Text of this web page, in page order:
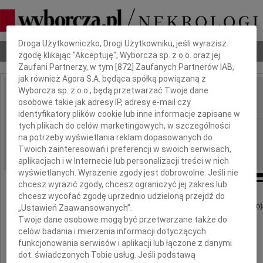
Nekrologi Odeszli Poradnik pogrzebowy
IMIĘ I NAZWISKO: Krystyna Sokołowska
REGION: Łódź
DATA EMISJI: 08.11.2022
W dniu 21 października przeżywszy 94 lata odeszła
Dbamy o Twoją prywatność
Droga Użytkowniczko, Drogi Użytkowniku, jeśli wyrazisz
zgodę klikając "Akceptuję", Wyborcza sp. z o.o. oraz jej
Zaufani Partnerzy, w tym [872 ] Zaufanych Partnerów IAB,
jak również Agora S.A. będąca spółką powiązaną z
Wyborcza sp. z o.o., będą przetwarzać Twoje dane
osobowe takie jak adresy IP, adresy e-mail czy
identyfikatory plików cookie lub inne informacje zapisane w
tych plikach do celów marketingowych, w szczególności
na potrzeby wyświetlania reklam dopasowanych do
Twoich zainteresowań i preferencji w swoich serwisach,
aplikacjach i w Internecie lub personalizacji treści w nich
wyświetlanych. Wyrażenie zgody jest dobrowolne. Jeśli nie
chcesz wyrazić zgody, chcesz ograniczyć jej zakres lub
chcesz wycofać zgodę uprzednio udzieloną przejdź do
„Ustawień Zaawansowanych”.
Twoje dane osobowe mogą być przetwarzane także do
celów badania i mierzenia informacji dotyczących
funkcjonowania serwisów i aplikacji lub łączone z danymi
dot. świadczonych Tobie usług. Jeśli podstawą